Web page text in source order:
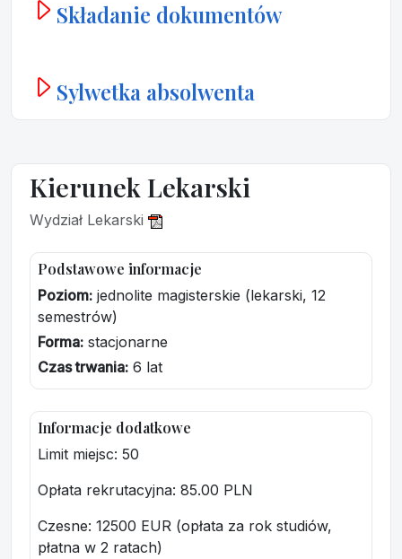
Składanie dokumentów
Sylwetka absolwenta
Kierunek Lekarski
Wydział Lekarski
Podstawowe informacje
Poziom: jednolite magisterskie (lekarski, 12
semestrów)
Forma: stacjonarne
Czas trwania: 6 lat
Informacje dodatkowe
Limit miejsc: 50
Opłata rekrutacyjna: 85.00 PLN
Czesne: 12500 EUR (opłata za rok studiów,
płatna w 2 ratach)